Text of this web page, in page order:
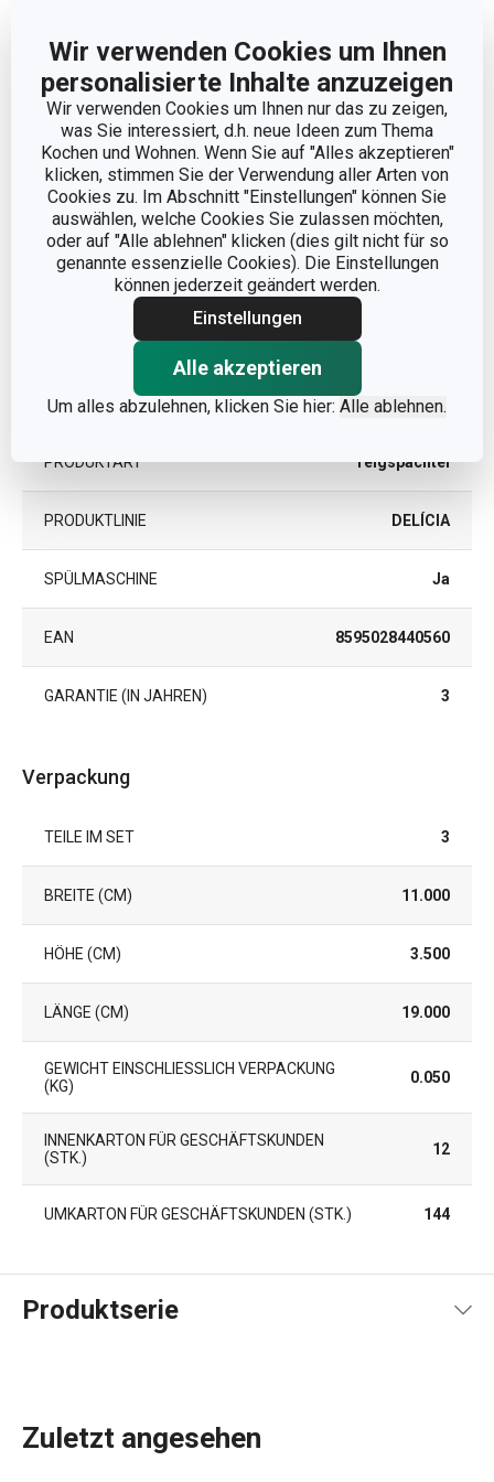
Wir verwenden Cookies um Ihnen
personalisierte Inhalte anzuzeigen
Wir verwenden Cookies um Ihnen nur das zu zeigen,
was Sie interessiert, d.h. neue Ideen zum Thema
Kochen und Wohnen. Wenn Sie auf "Alles akzeptieren"
klicken, stimmen Sie der Verwendung aller Arten von
Cookies zu. Im Abschnitt "Einstellungen" können Sie
auswählen, welche Cookies Sie zulassen möchten,
oder auf "Alle ablehnen" klicken (dies gilt nicht für so
genannte essenzielle Cookies). Die Einstellungen
können jederzeit geändert werden.
Einstellungen
Alle akzeptieren
Um alles abzulehnen, klicken Sie hier: Alle ablehnen.
Abmessungen
PRODUKTLÄNGE (CM) 13
Andere Parameter
Küchenutensilien
MATERIAL Kunststoff
PRODUKTART Teigspachtel
PRODUKTLINIE DELÍCIA
SPÜLMASCHINE Ja
EAN 8595028440560
GARANTIE (IN JAHREN) 3
Verpackung
TEILE IM SET 3
BREITE (CM) 11.000
HÖHE (CM) 3.500
LÄNGE (CM) 19.000
GEWICHT EINSCHLIESSLICH VERPACKUNG (
KG)
0.050
INNENKARTON FÜR GESCHÄFTSKUNDEN
(STK.)
12
UMKARTON FÜR GESCHÄFTSKUNDEN (STK.) 144
Produktserie
Zuletzt angesehen